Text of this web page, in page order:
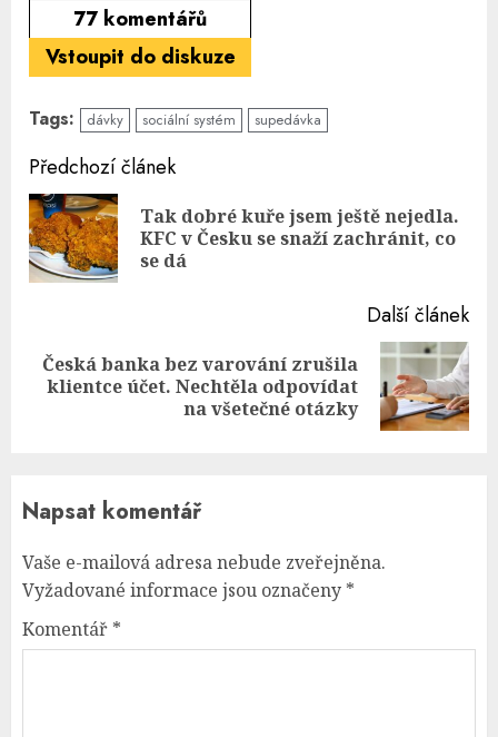
77 komentářů
Vstoupit do diskuze
Tags: dávky sociální systém supedávka
Continue
Reading
Předchozí článek
Tak dobré kuře jsem ještě nejedla.
KFC v Česku se snaží zachránit, co
se dá
Další článek
Next
Česká banka bez varování zrušila
klientce účet. Nechtěla odpovídat
na všetečné otázky
Napsat komentář
Vaše e-mailová adresa nebude zveřejněna.
Vyžadované informace jsou označeny *
Komentář *